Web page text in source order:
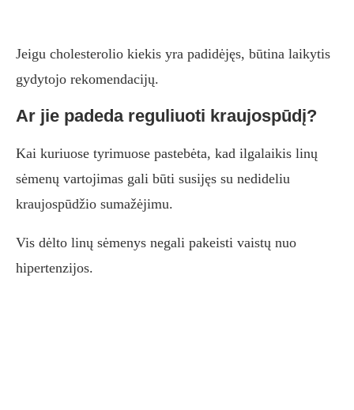
Jeigu cholesterolio kiekis yra padidėjęs, būtina laikytis
gydytojo rekomendacijų.
Ar jie padeda reguliuoti kraujospūdį?
Kai kuriuose tyrimuose pastebėta, kad ilgalaikis linų
sėmenų vartojimas gali būti susijęs su nedideliu
kraujospūdžio sumažėjimu.
Vis dėlto linų sėmenys negali pakeisti vaistų nuo
hipertenzijos.